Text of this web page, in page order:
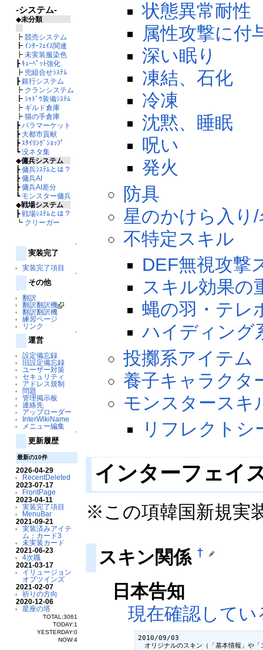
-システム-
◆未分類
┣ 競売システム
┣ ｲﾝﾀｰﾌｪｲｽ関連
┣ 未実装服染色
┣ｷｭｰﾍﾟｯﾄ強化
┣ 兜組合せｼｽﾃﾑ
┣銀行システム
┣ クランシステム
┣ ｼｬﾄﾞｳ装備ｼｽﾃﾑ
┣ ギルド倉庫
┣ 猫の手倉庫
┣パラマーケット
┣ 大都市貢献
┣ ｽﾀｲﾘﾝｸﾞｼｮｯﾌﾟ
┗没ネタ集
◆傭兵システム
┣傭兵ｼｽﾃﾑとは？
┣傭兵AI
┣傭兵AI差分
┗ モンスター傭兵
◆戦場システム
┣戦場ｼｽﾃﾑとは？
┗ クリーガー
↑
実装完了
実装完了項目
↑
その他
翻訳
翻訳翻訳機
翻訳翻訳機
練習ページ
リンク
↑
運営
設定備忘録
旧設定備忘録
ユーザー対策
セキュリティ
アドレス規制
問題
管理掲示板
連絡先
アップローダー
InterWikiName
メニュー編集
↑
更新履歴
最新の10件
2026-04-29
RecentDeleted
2023-07-17
FrontPage
2023-04-11
実装完了項目
MenuBar
2021-09-21
実装済みアイテ
ム：カード3
未実装カード
2021-06-23
4次職
2021-03-17
イリュージョン
オブツインズ
2021-02-07
祈りの方向
2020-12-06
星座の塔
TOTAL:3061
TODAY:1
YESTERDAY:0
NOW:4
状態異常耐性
属性攻撃に付
深い眠り
凍結、石化
冷凍
沈黙、睡眠
呪い
発火
防具
星のかけら入り
不特定スキル
DEF無視攻撃
スキル効果の
蝿の羽・テレ
ハイディング
投擲系アイテム
養子キャラクタ
モンスタースキ
リフレクトシ
インターフェイ
※この項韓国新規実
スキン関係 †
日本告知
現在確認して
2010/09/03
オリジナルのスキン（「基本情報」や「